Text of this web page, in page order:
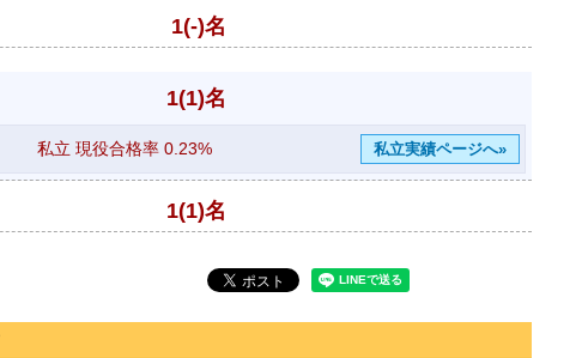
1(-)名
1(1)名
私立 現役合格率 0.23% 私立実績ページへ»
1(1)名